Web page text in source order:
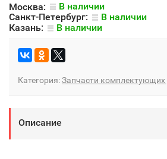
Москва:
В наличии
Санкт-Петербург:
В наличии
Казань:
В наличии
Категория:Запчасти комплектующих
Описание